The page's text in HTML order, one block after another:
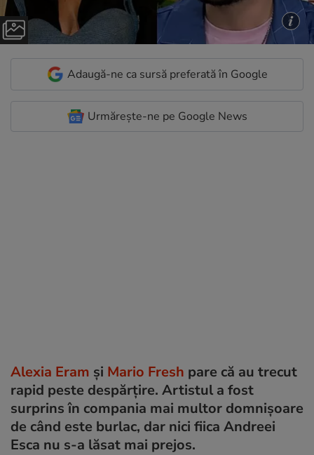
Adaugă-ne ca sursă preferată în Google
Urmărește-ne pe Google News
Alexia Eram și Mario Fresh pare că au trecut
rapid peste despărțire. Artistul a fost
surprins în compania mai multor domnișoare
de când este burlac, dar nici fiica Andreei
Esca nu s-a lăsat mai prejos.